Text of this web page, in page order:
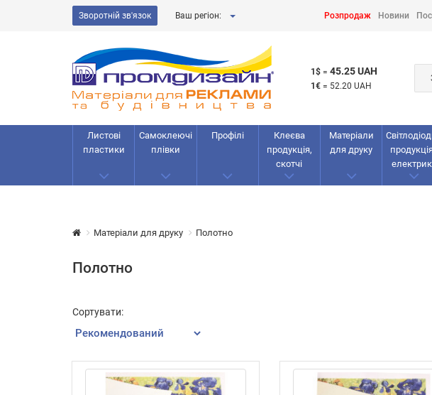
Зворотній зв'язок Ваш регіон: Розпродаж Новини
1$ = 45.25 UAH
1€ = 52.20 UAH
Листові
пластики
Самоклеючі
плівки
Профілі
Клеєва
продукція,
скотчі
Матеріали
для друку
Матеріали для друку Полотно
Полотно
Сортувати: